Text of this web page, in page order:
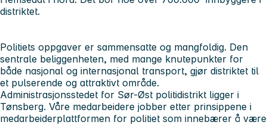
distriktet.
Politiets oppgaver er sammensatte og mangfoldig. Den
sentrale beliggenheten, med mange knutepunkter for
både nasjonal og internasjonal transport, gjør distriktet til
et pulserende og attraktivt område.
Administrasjonsstedet for Sør-Øst politidistrikt ligger i
Tønsberg. Våre medarbeidere jobber etter prinsippene i
medarbeiderplattformen for politiet som innebærer å være